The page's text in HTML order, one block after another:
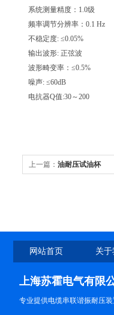
系统测量精度：1.0级
频率调节分辨率：0.1 Hz
不稳定度: ≤0.05%
输出波形: 正弦波
波形畸变率：≤0.5%
噪声: ≤60dB
电抗器Q值:30～200
上一篇： 油耐压试油杯
网站首页 关
上海苏霍电气有限
专业提供电缆串联谐振耐压